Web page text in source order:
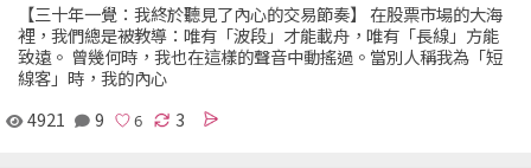
【三十年一覺：我終於聽見了內心的交易節奏】 在股票市場的大海
裡，我們總是被教導：唯有「波段」才能載舟，唯有「長線」方能
致遠。 曾幾何時，我也在這樣的聲音中動搖過。當別人稱我為「短
線客」時，我的內心
4921
9 3